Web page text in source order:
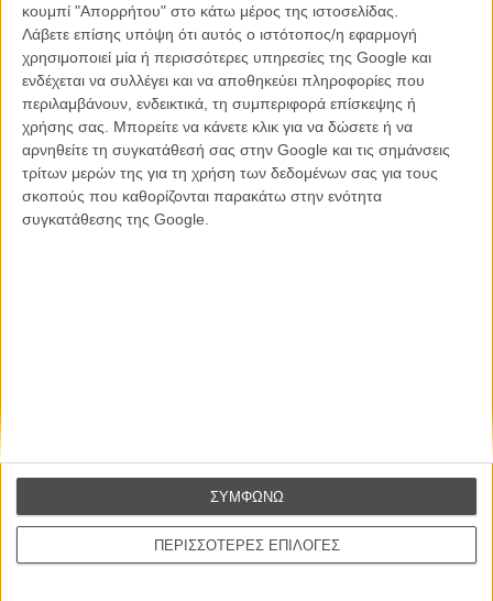
κουμπί "Απορρήτου" στο κάτω μέρος της ιστοσελίδας.
Λάβετε επίσης υπόψη ότι αυτός ο ιστότοπος/η εφαρμογή
χρησιμοποιεί μία ή περισσότερες υπηρεσίες της Google και
ενδέχεται να συλλέγει και να αποθηκεύει πληροφορίες που
περιλαμβάνουν, ενδεικτικά, τη συμπεριφορά επίσκεψης ή
χρήσης σας. Μπορείτε να κάνετε κλικ για να δώσετε ή να
αρνηθείτε τη συγκατάθεσή σας στην Google και τις σημάνσεις
τρίτων μερών της για τη χρήση των δεδομένων σας για τους
σκοπούς που καθορίζονται παρακάτω στην ενότητα
συγκατάθεσης της Google.
ΠΕΡΙΣΣΟΤΕΡΕΣ ΕΠΙΛΟΓΕΣ
ΣΥΜΦΩΝΩ
Βιμ Βέντερς
Συνέντευξη
CONNECT
Εγγράψου στο εβδομαδιαίο newsletter μας.